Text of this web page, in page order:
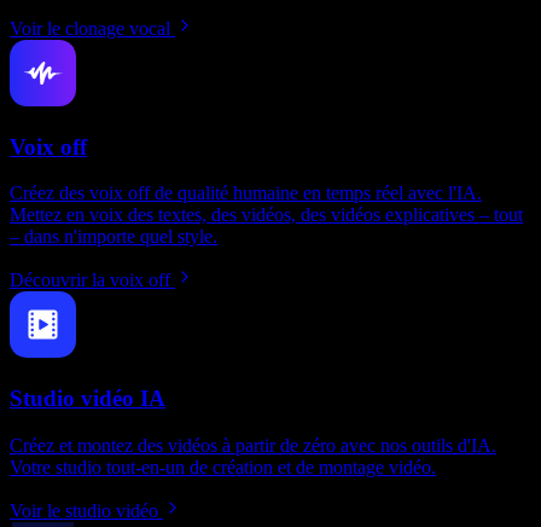
Voir le clonage vocal
Voix off
Créez des voix off de qualité humaine en temps réel avec l'IA.
Mettez en voix des textes, des vidéos, des vidéos explicatives – tout
– dans n'importe quel style.
Découvrir la voix off
Studio vidéo IA
Créez et montez des vidéos à partir de zéro avec nos outils d'IA.
Votre studio tout-en-un de création et de montage vidéo.
Voir le studio vidéo